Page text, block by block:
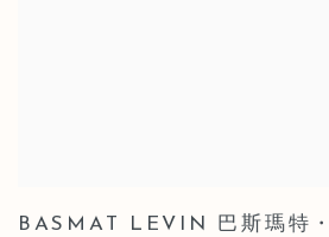
BASMAT LEVIN 巴斯瑪特